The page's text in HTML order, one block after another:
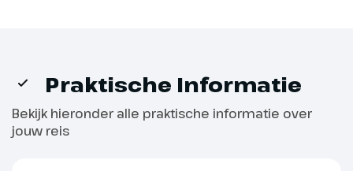
Hoogtepunt
St. Johann in Tirol
Praktische Informatie
Bekijk hieronder alle praktische informatie over
jouw reis